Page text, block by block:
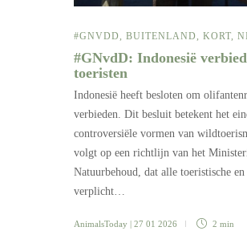
#GNVDD, BUITENLAND, KORT,
#GNvdD: Indonesië
toeristen
Indonesië heeft besloten om
verbieden. Dit besluit betekent het
controversiële vormen van
volgt op een richtlijn van het
Natuurbehoud, dat alle toeristische
verplicht…
AnimalsToday | 27 01 2026 2 min